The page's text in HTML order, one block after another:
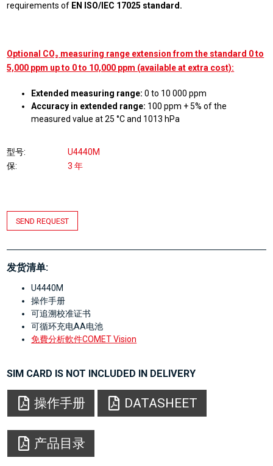
requirements of EN ISO/IEC 17025 standard.
Optional CO₂ measuring range extension from the standard 0 to
5,000 ppm up to 0 to 10,000 ppm (available at extra cost):
Extended measuring range: 0 to 10 000 ppm
Accuracy in extended range: 100 ppm + 5% of the
measured value at 25 °C and 1013 hPa
型号
U4440M
保
3 年
SEND REQUEST
发货清单:
U4440M
操作手册
可追溯校准证书
可循环充电AA电池
免費分析軟件COMET Vision
SIM CARD IS NOT INCLUDED IN DELIVERY
操作手册 DATASHEET
产品目录